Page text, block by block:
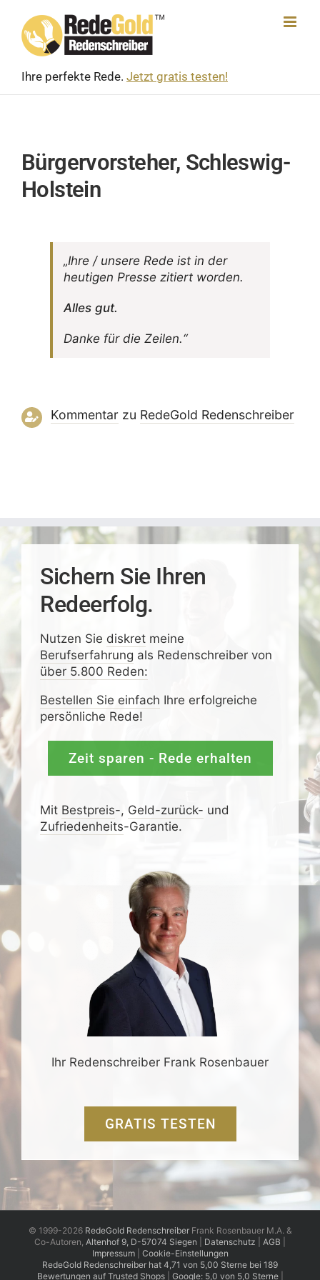
content
Ihre perfekte Rede. Jetzt gratis testen!
Bürgervorsteher, Schleswig-
Holstein
„Ihre / unsere Rede ist in der
heutigen Presse zitiert worden.
Alles gut.
Danke für die Zeilen.“
Kommentarzu RedeGold Reden­schreiber
Sichern Sie Ihren
Redeerfolg.
Nutzen Sie diskretmeine
Berufserfahrung als Redenschreiber von
über 5.800 Reden:
Bestellen Sie einfach Ihre erfolgreiche
persönliche Rede!
Zeit sparen - Rede erhalten
Mit Bestpreis-, Geld-zurück- und
Zufrieden­­heits-Garantie.
Ihr Redenschreiber Frank Rosenbauer
GRATIS TESTEN
© 1999-2026 RedeGold RedenschreiberFrank Rosenbauer M.A. &
Co-Autoren, Altenhof 9, D-57074 Siegen Datenschutz AGB
Impressum| Cookie-Einstellungen
RedeGold Redenschreiber hat 4,71 von 5,00 Sterne bei 189
Bewertungen auf Trusted Shops| Google: 5,0 von 5,0 Sterne|